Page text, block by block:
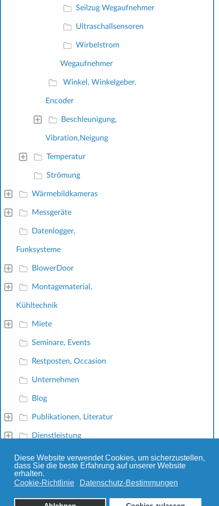
Diese Website verwendet Cookies, um sicherzustellen,
dass Sie die beste Erfahrung auf unserer Website
erhalten.
Cookie-Richtlinie
Datenschutz-Bestimmungen
Seilzug Wegaufnehmer
Ultraschallsensoren
Wirbelstrom
Wegaufnehmer
Winkel, Winkelgeber,
Encoder
Beschleunigung,
Vibration,Neigung
Temperatur
Strömung
Wärmebildkameras
Messgeräte
Datenlogger,
Funksysteme
BlowerDoor
Montagematerial,
Kühltechnik
Miete
Seminare, Events
Restposten, Occasion
Unternehmen
Blog
Publikationen, Literatur
Dienstleistung
Schallkamera